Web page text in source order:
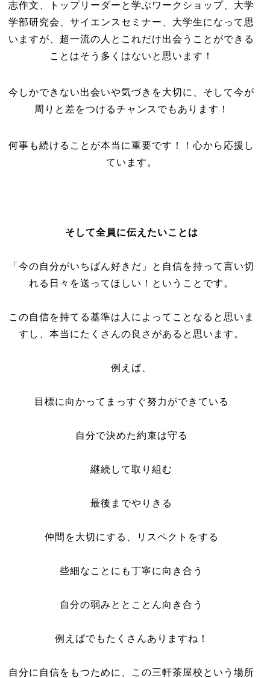
志作文、トップリーダーと学ぶワークショップ、大学
学部研究会、サイエンスセミナー、大学生になって思
いますが、超一流の人とこれだけ出会うことができる
ことはそう多くはないと思います！
今しかできない出会いや気づきを大切に、そして今が
周りと差をつけるチャンスでもあります！
何事も続けることが本当に重要です！！心から応援し
ています。
そして全員に伝えたいことは
「今の自分がいちばん好きだ」と自信を持って言い切
れる日々を送ってほしい！ということです。
この自信を持てる基準は人によってことなると思いま
すし、本当にたくさんの良さがあると思います。
例えば、
目標に向かってまっすぐ努力ができている
自分で決めた約束は守る
継続して取り組む
最後までやりきる
仲間を大切にする、リスペクトをする
些細なことにも丁寧に向き合う
自分の弱みととことん向き合う
例えばでもたくさんありますね！
自分に自信をもつために、この三軒茶屋校という場所